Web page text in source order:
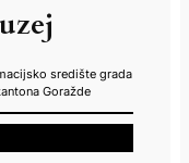
središte grada
Goražde